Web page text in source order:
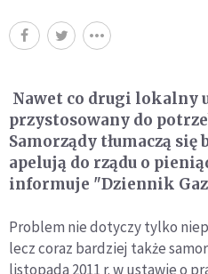
Nawet co drugi lokalny
przystosowany do
Samorządy tłumaczą
apelują do rządu o
informuje "Dziennik
Problem nie dotyczy tylko
lecz coraz bardziej także
listopada 2011 r. w ustawie o